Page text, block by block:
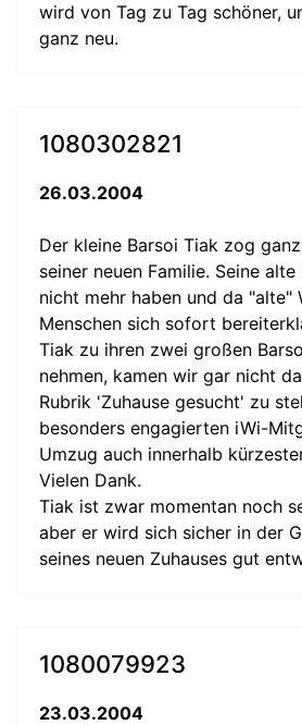
wird von Tag zu Tag schöner,
ganz neu.
1080302821
26.03.2004
Der kleine Barsoi Tiak zog
seiner neuen Familie. Seine
nicht mehr haben und da "alte"
Menschen sich sofort
Tiak zu ihren zwei großen
nehmen, kamen wir gar nicht
Rubrik 'Zuhause gesucht' zu
besonders engagierten iWi-
Umzug auch innerhalb
Vielen Dank.
Tiak ist zwar momentan noch
aber er wird sich sicher in der
seines neuen Zuhauses gut
1080079923
23.03.2004